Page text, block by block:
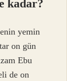
kadar?
yemin
on gün
Ebu
de on